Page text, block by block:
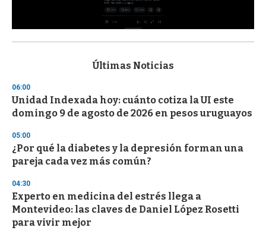
s
d
s
o
f
3
s
e
c
n
d
s
Últimas Noticias
06:00
Unidad Indexada hoy: cuánto cotiza la UI este
domingo 9 de agosto de 2026 en pesos uruguayos
05:00
¿Por qué la diabetes y la depresión forman una
pareja cada vez más común?
04:30
Experto en medicina del estrés llega a
Montevideo: las claves de Daniel López Rosetti
para vivir mejor